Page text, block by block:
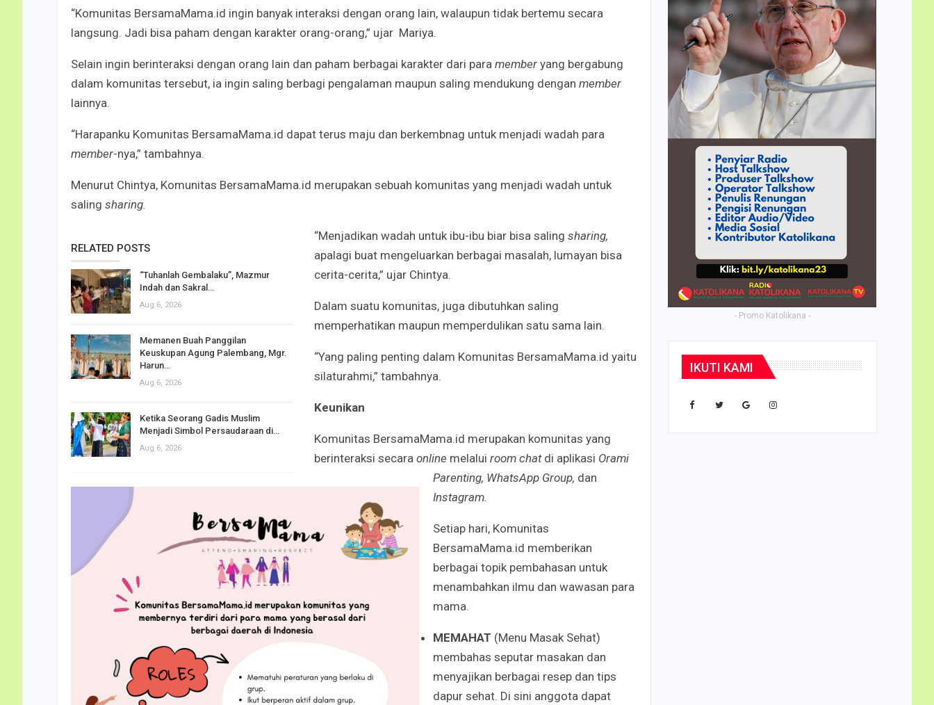
“Komunitas BersamaMama.id ingin banyak interaksi dengan orang lain, walaupun tidak bertemu secara
langsung. Jadi bisa paham dengan karakter orang-orang,” ujar Mariya.
Selain ingin berinteraksi dengan orang lain dan paham berbagai karakter dari para member yang bergabung
dalam komunitas tersebut, ia ingin saling berbagi pengalaman maupun saling mendukung dengan member
lainnya.
“Harapanku Komunitas BersamaMama.id dapat terus maju dan berkembnag untuk menjadi wadah para
member-nya,” tambahnya.
Menurut Chintya, Komunitas BersamaMama.id merupakan sebuah komunitas yang menjadi wadah untuk
saling sharing.
RELATED POSTS
“Tuhanlah Gembalaku”, Mazmur
Indah dan Sakral…
Aug 6, 2026
Memanen Buah Panggilan
Keuskupan Agung Palembang, Mgr.
Harun…
Aug 6, 2026
Ketika Seorang Gadis Muslim
Menjadi Simbol Persaudaraan di…
Aug 6, 2026
“Menjadikan wadah untuk ibu-ibu biar bisa saling sharing,
apalagi buat mengeluarkan berbagai masalah, lumayan bisa
cerita-cerita,” ujar Chintya.
Dalam suatu komunitas, juga dibutuhkan saling
memperhatikan maupun memperdulikan satu sama lain.
“Yang paling penting dalam Komunitas BersamaMama.id yaitu
silaturahmi,” tambahnya.
Keunikan
Komunitas BersamaMama.id merupakan komunitas yang
berinteraksi secara online melalui room chat di aplikasi Orami
Parenting, WhatsApp Group, dan
Instagram.
Setiap hari, Komunitas
BersamaMama.id memberikan
berbagai topik pembahasan untuk
menambahkan ilmu dan wawasan para
mama.
MEMAHAT (Menu Masak Sehat)
membahas seputar masakan dan
menyajikan berbagai resep dan tips
dapur sehat. Di sini anggota dapat
- Promo Katolikana -
IKUTI KAMI